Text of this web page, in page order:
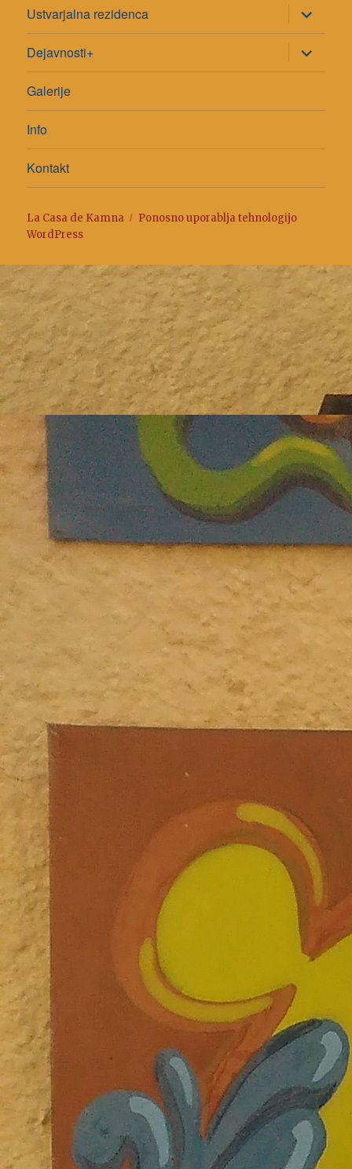
Ustvarjalna rezidenca razširi
pod-
meni
Dejavnosti+
razširi
pod-
meni
Galerije
Info
Kontakt
La Casa de Kamna
Ponosno uporablja tehnologijo
WordPress